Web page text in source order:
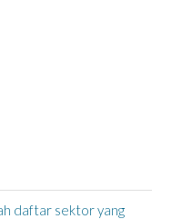
daftar sektor yang